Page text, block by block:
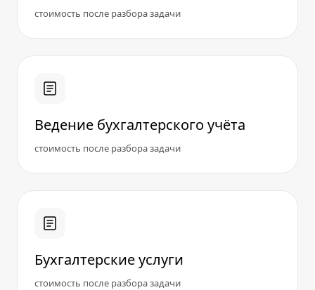
стоимость после разбора задачи
Ведение бухгалтерского учёта
стоимость после разбора задачи
Бухгалтерские услуги
стоимость после разбора задачи